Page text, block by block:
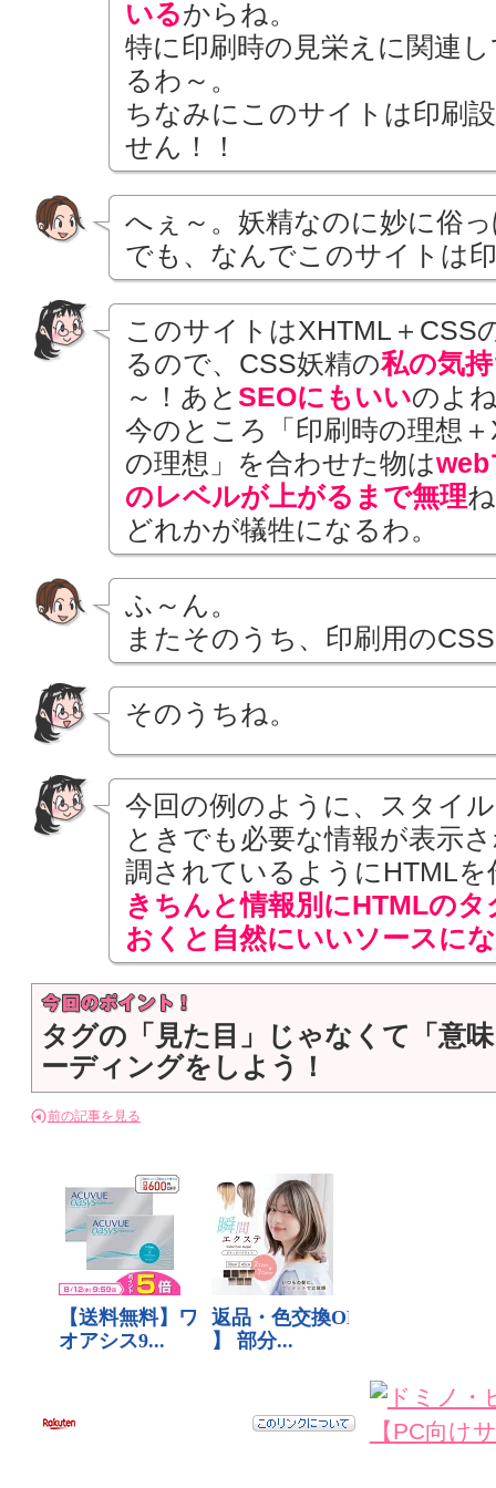
いるからね。
特に印刷時の見栄えに関連
るわ～。
ちなみにこのサイトは印刷
せん！！
へぇ～。妖精なのに妙に俗
でも、なんでこのサイトは
このサイトはXHTML＋CSS
るので、CSS妖精の私の気
～！あと SEOにもいいのよ
今のところ「印刷時の理想
の理想」を合わせた物はweb
のレベルが上がるまで無理
どれかが犠牲になるわ。
ふ～ん。
またそのうち、印刷用の
そのうちね。
今回の例のように、スタイ
ときでも必要な情報が表示
調されているようにHTML
きちんと情報別にHTMLの
おくと自然にいいソースに
タグの「見た目」じゃなくて「意
ーディングをしよう！
前の記事を見る